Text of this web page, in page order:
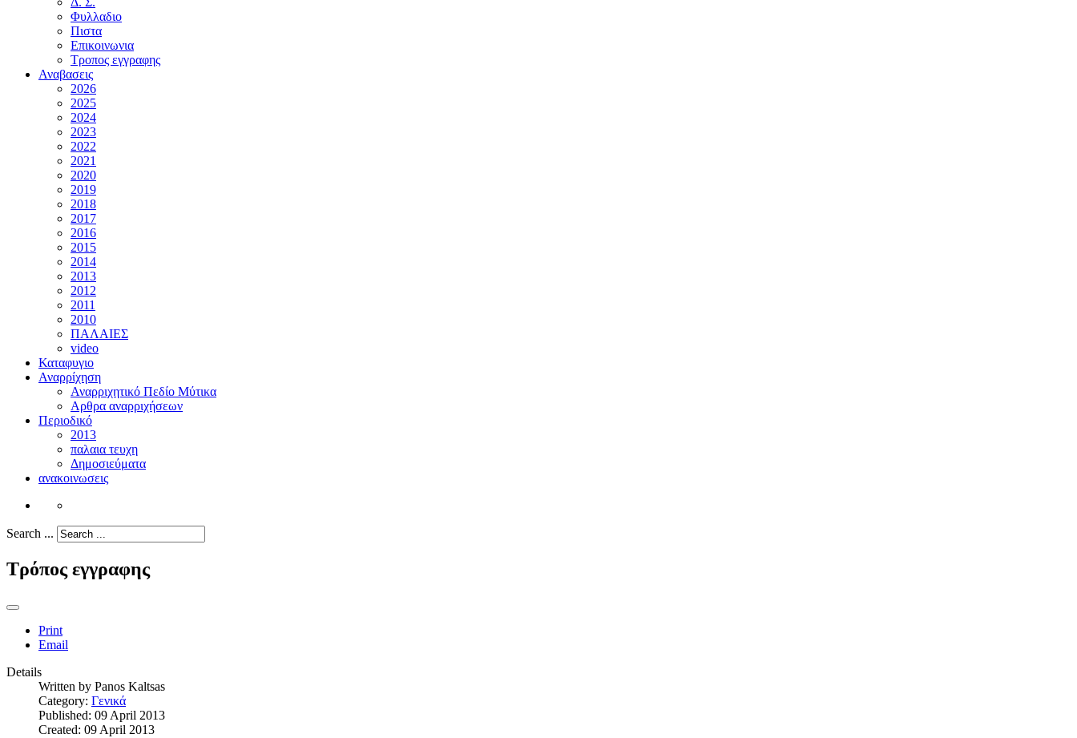
Φυλλαδιο
Πιστα
Επικοινωνια
Τροπος εγγραφης
Αναβασεις
2026
2025
2024
2023
2022
2021
2020
2019
2018
2017
2016
2015
2014
2013
2012
2011
2010
ΠΑΛΑΙΕΣ
video
Καταφυγιο
Αναρρίχηση
Αναρριχητικό Πεδίο Μύτικα
Αρθρα αναρριχήσεων
Περιοδικό
2013
παλαια τευχη
Δημοσιεύματα
ανακοινωσεις
Search ...
Τρόπος εγγραφης
Print
Email
Details
Written by Panos Kaltsas
Category: Γενικά
Published: 09 April 2013
Created: 09 April 2013